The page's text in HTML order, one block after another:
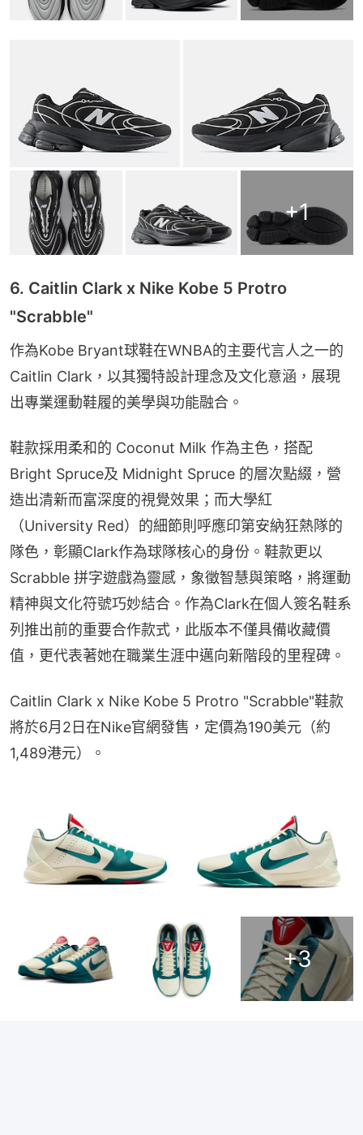
+1
6. Caitlin Clark x Nike Kobe 5 Protro
"Scrabble"
作為Kobe Bryant球鞋在WNBA的主要代言人之一的
Caitlin Clark，以其獨特設計理念及文化意涵，展現
出專業運動鞋履的美學與功能融合。
鞋款採用柔和的 Coconut Milk 作為主色，搭配
Bright Spruce及 Midnight Spruce 的層次點綴，營
造出清新而富深度的視覺效果；而大學紅
（University Red）的細節則呼應印第安納狂熱隊的
隊色，彰顯Clark作為球隊核心的身份。鞋款更以
Scrabble 拼字遊戲為靈感，象徵智慧與策略，將運動
精神與文化符號巧妙結合。作為Clark在個人簽名鞋系
列推出前的重要合作款式，此版本不僅具備收藏價
值，更代表著她在職業生涯中邁向新階段的里程碑。
Caitlin Clark x Nike Kobe 5 Protro "Scrabble"鞋款
將於6月2日在Nike官網發售，定價為190美元（約
1,489港元）。
+3